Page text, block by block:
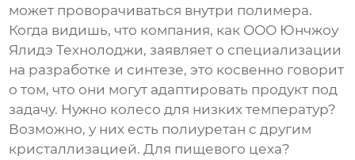
может проворачиваться внутри полимера.
Когда видишь, что компания, как ООО Юнчжоу
Ялидэ Технолоджи, заявляет о специализации
на разработке и синтезе, это косвенно говорит
о том, что они могут адаптировать продукт под
задачу. Нужно колесо для низких температур?
Возможно, у них есть полиуретан с другим
кристаллизацией. Для пищевого цеха?